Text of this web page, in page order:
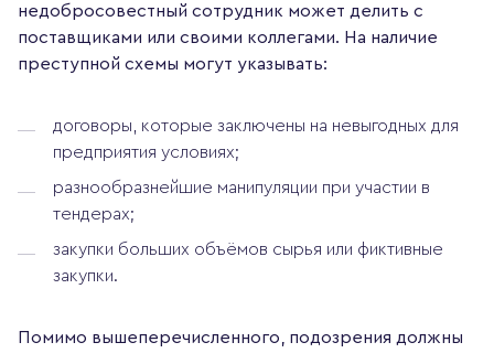
недобросовестный сотрудник может делить с
поставщиками или своими коллегами. На наличие
преступной схемы могут указывать:
договоры, которые заключены на невыгодных для
предприятия условиях;
разнообразнейшие манипуляции при участии в
тендерах;
закупки больших объёмов сырья или фиктивные
закупки.
Помимо вышеперечисленного, подозрения должны